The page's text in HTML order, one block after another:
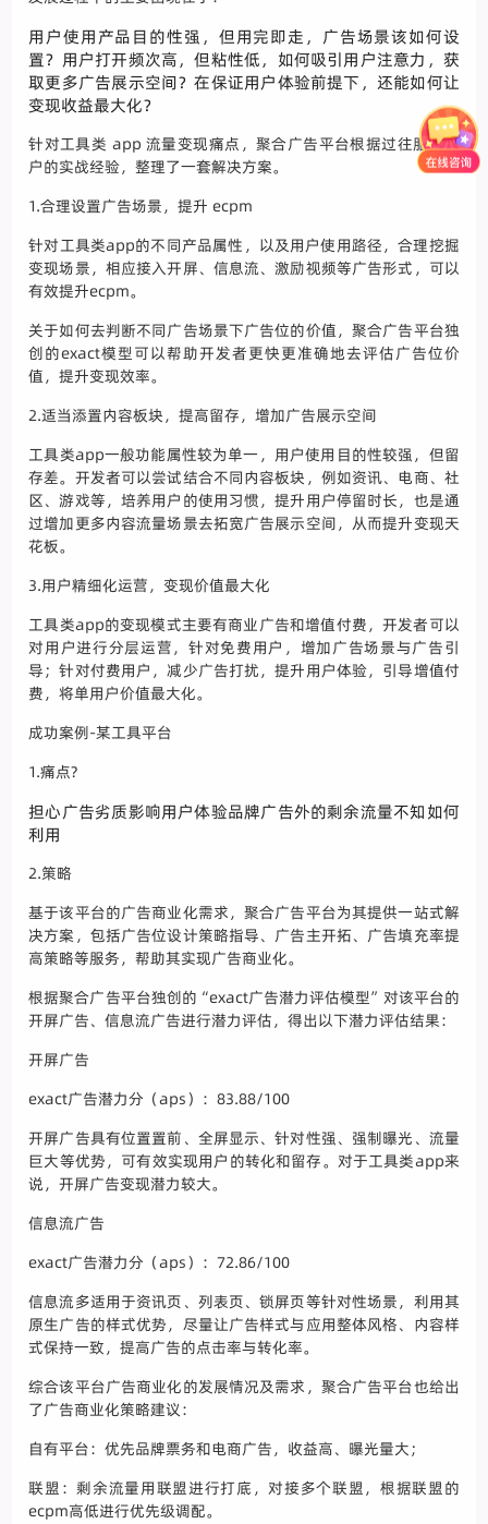
用户使用产品目的性强，但用完即走，广告场景该如何设
置？用户打开频次高，但粘性低，如何吸引用户注意力，获
取更多广告展示空间？在保证用户体验前提下，还能如何让
变现收益最大化？
针对工具类 app 流量变现痛点，聚合广告平台根据过往服务客
户的实战经验，整理了一套解决方案。
1.合理设置广告场景，提升 ecpm
针对工具类app的不同产品属性，以及用户使用路径，合理挖掘
变现场景，相应接入开屏、信息流、激励视频等广告形式，可以
有效提升ecpm。
关于如何去判断不同广告场景下广告位的价值，聚合广告平台独
创的exact模型可以帮助开发者更快更准确地去评估广告位价
值，提升变现效率。
2.适当添置内容板块，提高留存，增加广告展示空间
工具类app一般功能属性较为单一，用户使用目的性较强，但留
存差。开发者可以尝试结合不同内容板块，例如资讯、电商、社
区、游戏等，培养用户的使用习惯，提升用户停留时长，也是通
过增加更多内容流量场景去拓宽广告展示空间，从而提升变现天
花板。
3.用户精细化运营，变现价值最大化
工具类app的变现模式主要有商业广告和增值付费，开发者可以
对用户进行分层运营，针对免费用户，增加广告场景与广告引
导；针对付费用户，减少广告打扰，提升用户体验，引导增值付
费，将单用户价值最大化。
成功案例-某工具平台
1.痛点?
担心广告劣质影响用户体验品牌广告外的剩余流量不知如何
利用
2.策略
基于该平台的广告商业化需求，聚合广告平台为其提供一站式解
决方案，包括广告位设计策略指导、广告主开拓、广告填充率提
高策略等服务，帮助其实现广告商业化。
根据聚合广告平台独创的“exact广告潜力评估模型”对该平台的
开屏广告、信息流广告进行潜力评估，得出以下潜力评估结果：
开屏广告
exact广告潜力分（aps）：83.88/100
开屏广告具有位置置前、全屏显示、针对性强、强制曝光、流量
巨大等优势，可有效实现用户的转化和留存。对于工具类app来
说，开屏广告变现潜力较大。
信息流广告
exact广告潜力分（aps）：72.86/100
信息流多适用于资讯页、列表页、锁屏页等针对性场景，利用其
原生广告的样式优势，尽量让广告样式与应用整体风格、内容样
式保持一致，提高广告的点击率与转化率。
综合该平台广告商业化的发展情况及需求，聚合广告平台也给出
了广告商业化策略建议：
自有平台：优先品牌票务和电商广告，收益高、曝光量大；
联盟：剩余流量用联盟进行打底，对接多个联盟，根据联盟的
ecpm高低进行优先级调配。